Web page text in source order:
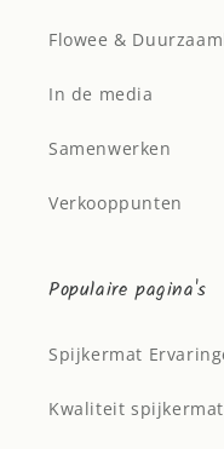
Flowee &
In de media
Samenwerken
Verkooppunten
Populaire pagina's
Spijkermat
Kwaliteit spijkermat